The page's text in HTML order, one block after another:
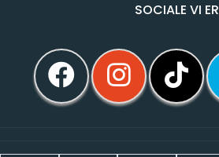
SOCIALE VI ER